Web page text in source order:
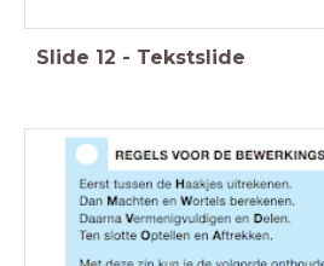
Slide 12 - Tekstslide